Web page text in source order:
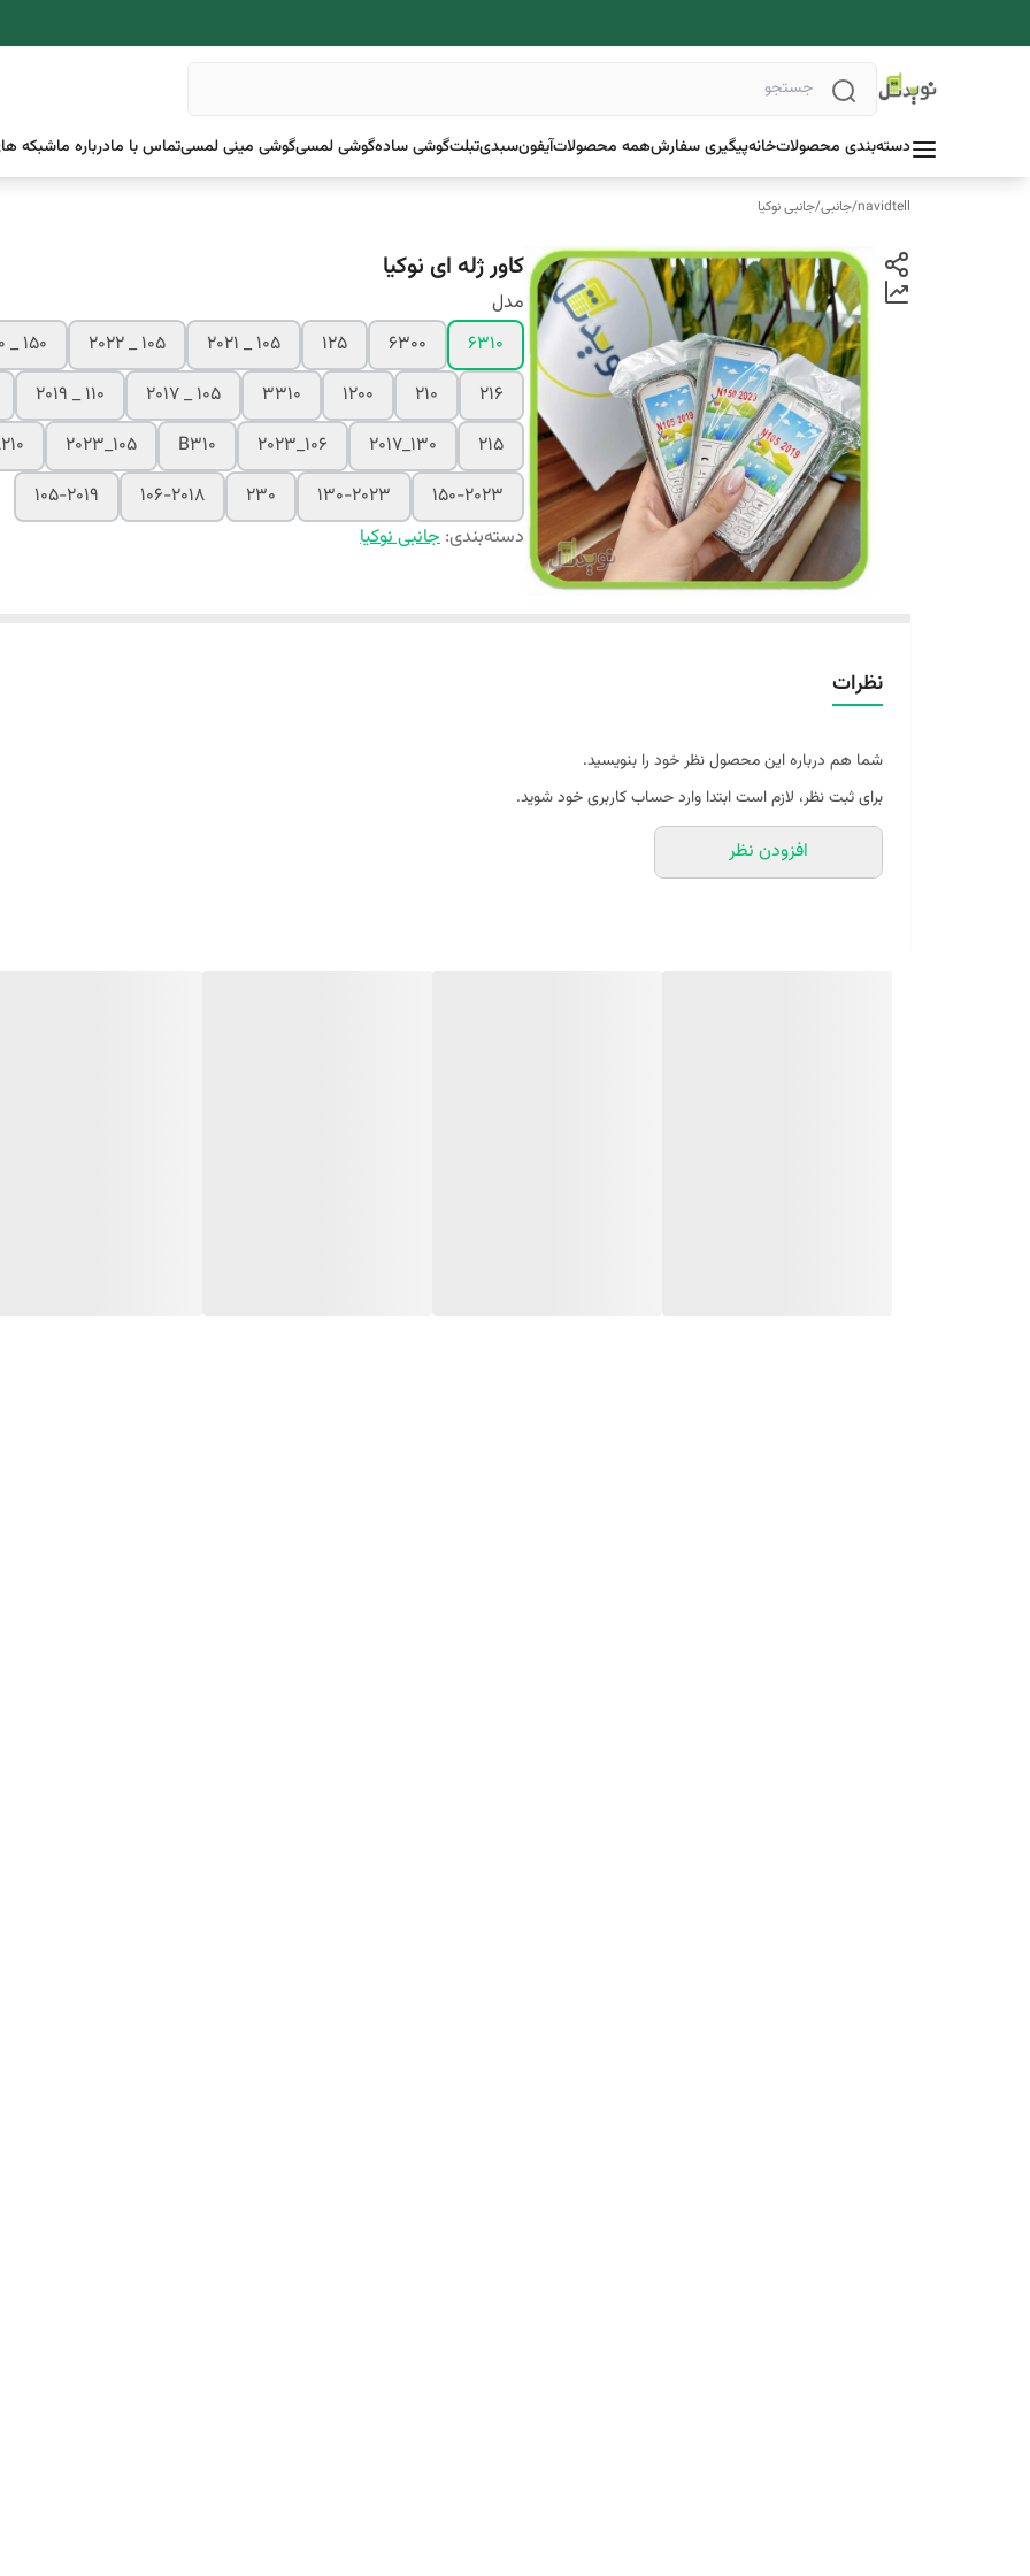
دسته‌بندی محصولاتخانهپیگیری سفارشهمه محصولاتآیفونسبدیتبلتگوشی سادهگوشی لمسیگوشی مینی لمسیتماس با مادرباره ماشبکه
navidtell
/جانبی/جانبی نوکیا
کاور ژله ای نوکیا
مدل
6310
6300
125
105 _ 2021
105 _ 2022
150 _ 2020
216
210
1200
3310
105 _ 2017
110 _ 2019
215
130_2017 ۱۰۶_۲۰۲۳ B310
105_2023
150-2023
130-2023
230
106-2018
105-2019
دسته‌بندی: جانبی نوکیا
نظرات
شما هم درباره این محصول نظر خود را بنویسید.
برای ثبت نظر، لازم است ابتدا وارد حساب کاربری خود شوید.
افزودن نظر